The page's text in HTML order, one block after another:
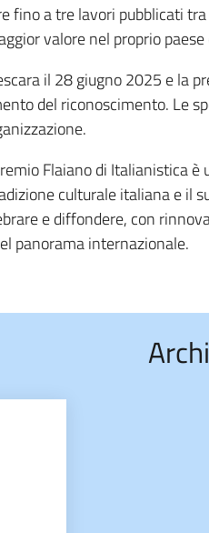
fino a tre lavori pubblicati
valore nel proprio
il 28 giugno 2025 e la
del riconoscimento. Le
Flaiano di Italianistica è
culturale italiana e il
e diffondere, con
panorama internazionale.